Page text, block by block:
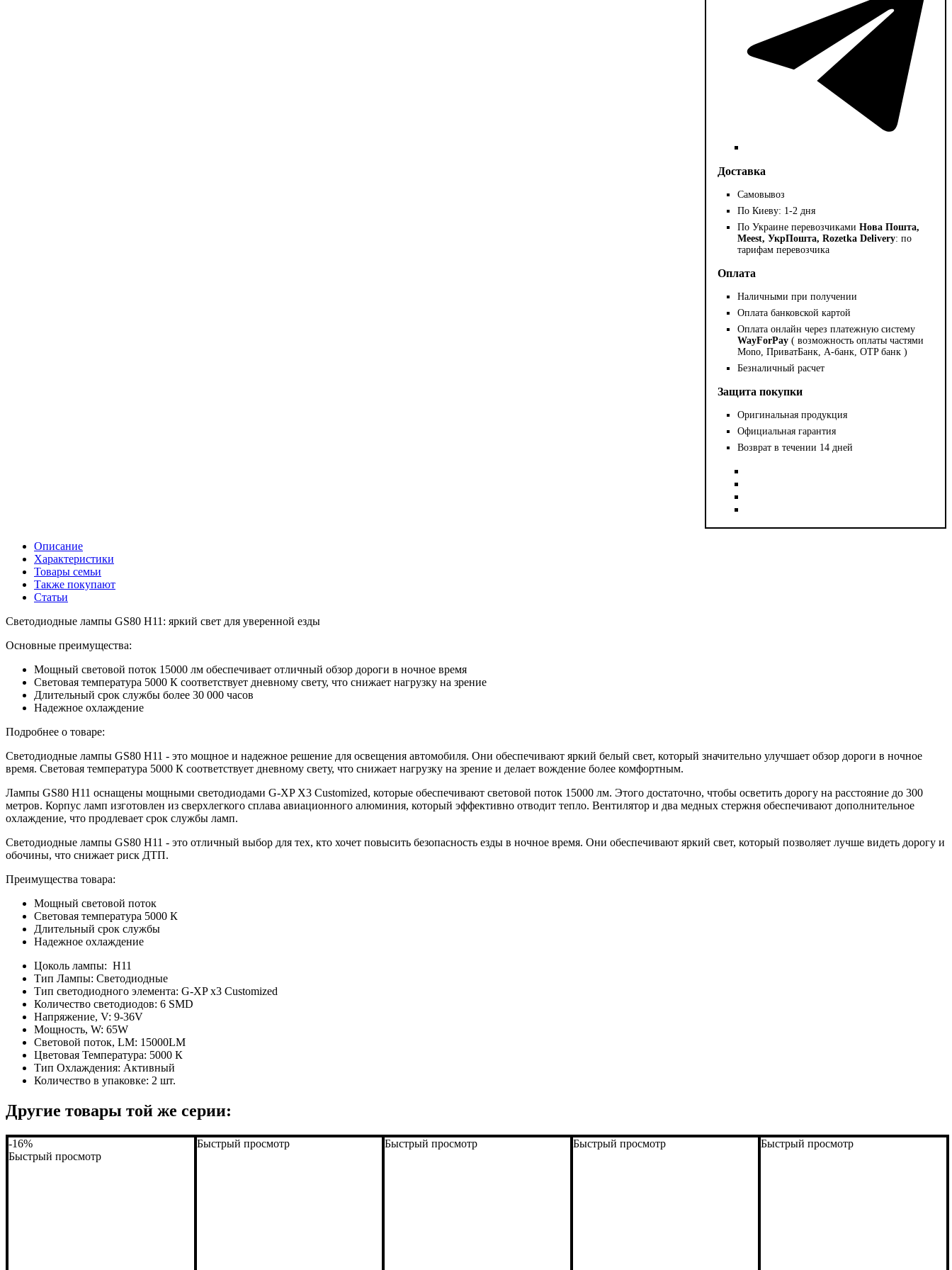
Доставка
Самовывоз
По Киеву: 1-2 дня
По Украине перевозчикамиНова Пошта,
Meest, УкрПошта, Rozetka Delivery: по
тарифам перевозчика
Оплата
Наличными при получении
Оплата банковской картой
Оплата онлайн через платежную систему
WayForPay( возможность оплаты частями
Mono, ПриватБанк, А-банк, OTP банк )
Безналичный расчет
Защита покупки
Оригинальная продукция
Официальная гарантия
Возврат в течении 14 дней
Описание
Характеристики
Товары семьи
Также покупают
Статьи
Cветодиодные лампы GS80 H11: яркий свет для уверенной езды
Основные преимущества:
Мощный световой поток 15000 лм обеспечивает отличный обзор дороги в ночное время
Световая температура 5000 К соответствует дневному свету, что снижает нагрузку на зрение
Длительный срок службы более 30 000 часов
Надежное охлаждение
Подробнее о товаре:
Cветодиодные лампы GS80 H11 - это мощное и надежное решение для освещения автомобиля. Они обеспечивают яркий белый свет, который значительно улучшает обзор дороги в ночное
время. Световая температура 5000 К соответствует дневному свету, что снижает нагрузку на зрение и делает вождение более комфортным.
Лампы GS80 H11 оснащены мощными светодиодами G-XP X3 Customized, которые обеспечивают световой поток 15000 лм. Этого достаточно, чтобы осветить дорогу на расстояние до 300
метров. Корпус ламп изготовлен из сверхлегкого сплава авиационного алюминия, который эффективно отводит тепло. Вентилятор и два медных стержня обеспечивают дополнительное
охлаждение, что продлевает срок службы ламп.
Cветодиодные лампы GS80 H11 - это отличный выбор для тех, кто хочет повысить безопасность езды в ночное время. Они обеспечивают яркий свет, который позволяет лучше видеть дорогу и
обочины, что снижает риск ДТП.
Преимущества товара:
Мощный световой поток
Световая температура 5000 К
Длительный срок службы
Надежное охлаждение
Цоколь лампы: H11
Тип Лампы: Светодиодные
Тип светодиодного элемента: G-XP x3 Customized
Количество светодиодов: 6 SMD
Напряжение, V: 9-36V
Мощность, W: 65W
Световой поток, LM: 15000LM
Цветовая Температура: 5000 К
Тип Охлаждения: Активный
Количество в упаковке: 2 шт.
Другие товары той же серии:
-16%
Быстрый просмотр
Быстрый просмотр Быстрый просмотр Быстрый просмотр Быстрый просмотр